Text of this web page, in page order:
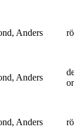
Anders
Anders
Anders